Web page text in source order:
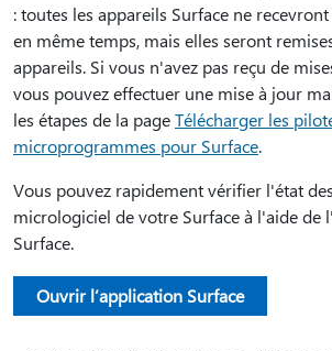
: toutes les appareils Surface ne
en même temps, mais elles seront
appareils. Si vous n'avez pas reçu de
vous pouvez effectuer une mise à jour
les étapes de la pageTélécharger les
microprogrammes pour Surface.
Vous pouvez rapidement vérifier l'état
micrologiciel de votre Surface à l'aide de
Surface.
Ouvrir l’application Surface